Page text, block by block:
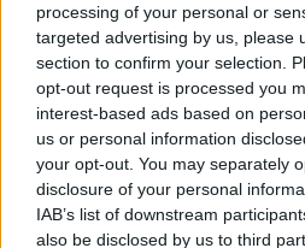
processing of your personal or
targeted advertising by us, please
section to confirm your selection.
opt-out request is processed you
interest-based ads based on
us or personal information
your opt-out. You may separately
disclosure of your personal
IAB’s list of downstream
also be disclosed by us to third
Parc
13
Az F1-es Német Nagydíj
Domenicali